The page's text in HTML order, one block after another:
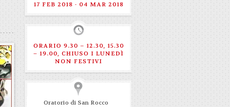
17 FEB 2018 - 04 MAR 2018
ORARIO 9.30 – 12.30, 15.30
– 19.00, CHIUSO I LUNEDÌ
NON FESTIVI
Oratorio di San Rocco